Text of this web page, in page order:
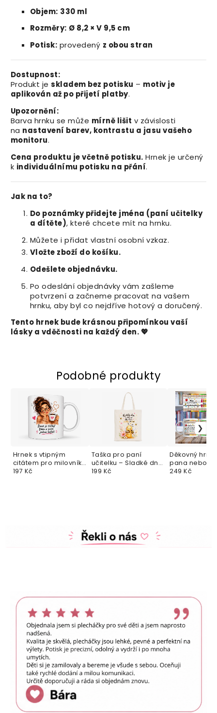
Objem: 330 ml
Rozměry: Ø 8,2 × V 9,5 cm
Potisk: provedený z obou stran
Dostupnost:
Produkt jeskladem bez potisku – motiv je
aplikován až po přijetí platby.
Upozornění:
Barva hrnku se může mírně lišit v závislosti
na nastavení barev, kontrastu a jasu vašeho
monitoru.
Cena produktu je včetně potisku. Hrnek je určený
k individuálnímu potisku na přání.
Jak na to?
Do poznámky přidejte jména (paní učitelky
a dítěte), které chcete mít na hrnku.
Můžete i přidat vlastní osobní vzkaz.
Vložte zboží do košíku.
Odešlete objednávku.
Po odeslání objednávky vám zašleme
potvrzení a začneme pracovat na vašem
hrnku, aby byl co nejdříve hotový a doručený.
Tento hrnek bude krásnou připomínkou vaší
lásky a vděčnosti na každý den. 💖
Podobné produkty
Hrnek s vtipným
citátem pro milovníky
kávy
197 Kč
Taška pro paní
učitelku – Sladké dny
ve školce
199 Kč
Děkovný
pana nebo
učitelku – s
249 Kč